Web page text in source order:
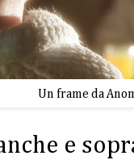
Un frame da
e